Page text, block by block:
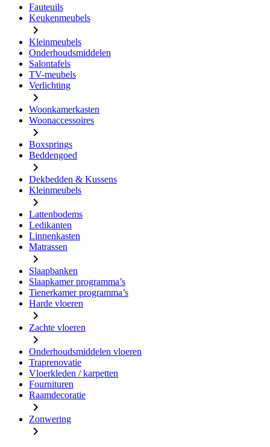
Fauteuils
Keukenmeubels
Kleinmeubels
Onderhoudsmiddelen
Salontafels
TV-meubels
Verlichting
Woonkamerkasten
Woonaccessoires
Boxsprings
Beddengoed
Dekbedden & Kussens
Kleinmeubels
Lattenbodems
Ledikanten
Linnenkasten
Matrassen
Slaapbanken
Slaapkamer programma’s
Tienerkamer programma’s
Harde vloeren
Zachte vloeren
Onderhoudsmiddelen vloeren
Traprenovatie
Vloerkleden / karpetten
Fournituren
Raamdecoratie
Zonwering